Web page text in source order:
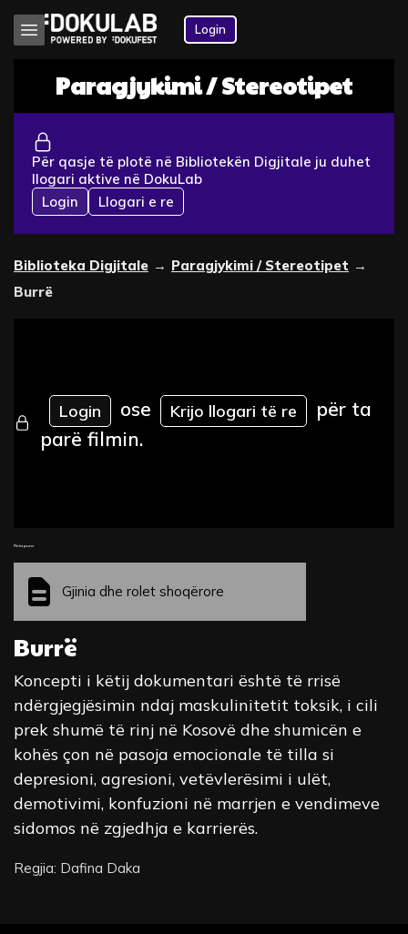
Login
Paragjykimi / Stereotipet
Për qasje të plotë në Bibliotekën Digjitale ju duhet
llogari aktive në DokuLab
Login
Llogari e re
Biblioteka Digjitale → Paragjykimi / Stereotipet →
Burrë
Login ose Krijo llogari të re
për ta
parë filmin.
Fleta pune
Gjinia dhe rolet shoqërore
Burrë
Koncepti i këtij dokumentari është të rrisë
ndërgjegjësimin ndaj maskulinitetit toksik, i cili
prek shumë të rinj në Kosovë dhe shumicën e
kohës çon në pasoja emocionale të tilla si
depresioni, agresioni, vetëvlerësimi i ulët,
demotivimi, konfuzioni në marrjen e vendimeve
sidomos në zgjedhja e karrierës.
Regjia: Dafina Daka